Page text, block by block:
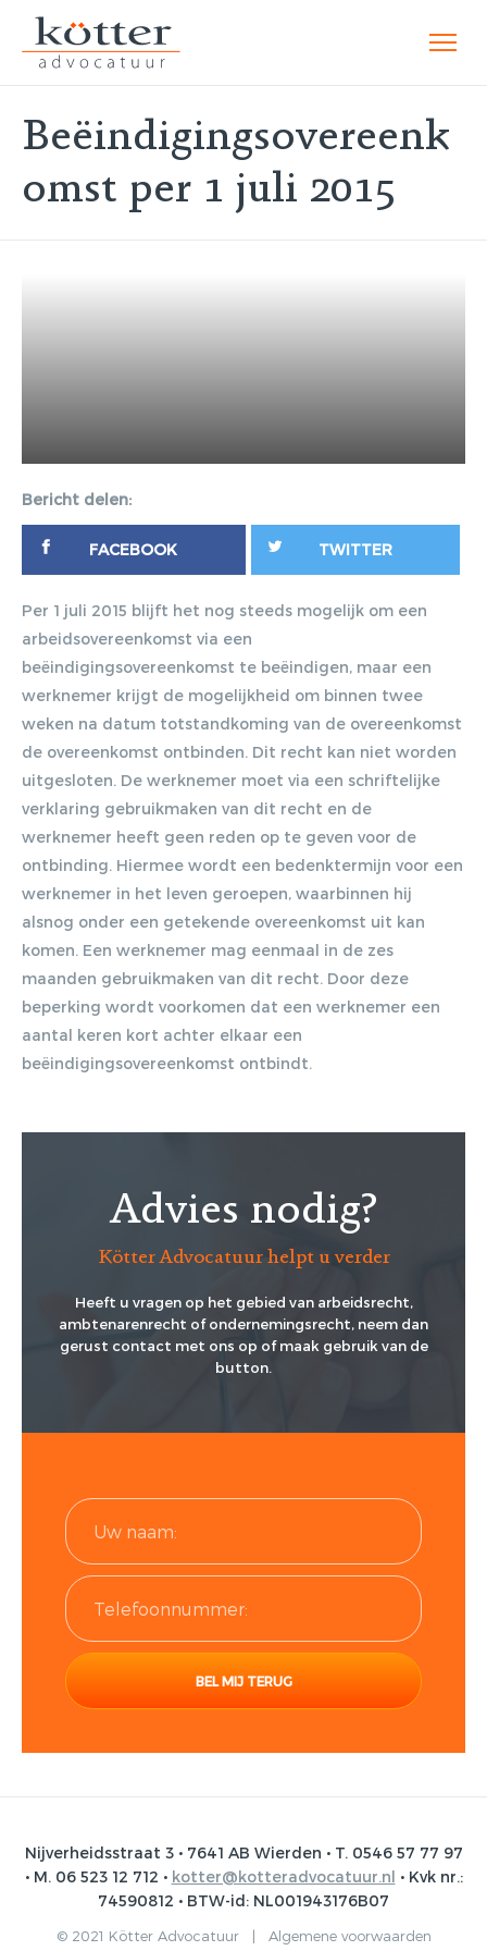
Beëindigingsovereenk
omst per 1 juli 2015
Bericht delen:
FACEBOOK TWITTER
Per 1 juli 2015 blijft het nog steeds mogelijk om een
arbeidsovereenkomst via een
beëindigingsovereenkomst te beëindigen, maar een
werknemer krijgt de mogelijkheid om binnen twee
weken na datum totstandkoming van de overeenkomst
de overeenkomst ontbinden. Dit recht kan niet worden
uitgesloten. De werknemer moet via een schriftelijke
verklaring gebruikmaken van dit recht en de
werknemer heeft geen reden op te geven voor de
ontbinding. Hiermee wordt een bedenktermijn voor een
werknemer in het leven geroepen, waarbinnen hij
alsnog onder een getekende overeenkomst uit kan
komen. Een werknemer mag eenmaal in de zes
maanden gebruikmaken van dit recht. Door deze
beperking wordt voorkomen dat een werknemer een
aantal keren kort achter elkaar een
beëindigingsovereenkomst ontbindt.
Advies nodig?
Kötter Advocatuur helpt u verder
Heeft u vragen op het gebied van arbeidsrecht,
ambtenarenrecht of ondernemingsrecht, neem dan
gerust contact met ons op of maak gebruik van de
button.
Nijverheidsstraat 3 • 7641 AB Wierden • T. 0546 57 77 97
• M. 06 523 12 712 • kotter@kotteradvocatuur.nl • Kvk nr.:
74590812 • BTW-id: NL001943176B07
© 2021 Kötter Advocatuur | Algemene voorwaarden
Gratis E-
magazine
ontvangen
Lorem ipsum dolor sit amet,
consectetur adipiscing elit. Nulla in
vestibulum massa. Fusce eu lacinia
erat, quis ultricies ex. Cras placerat
suscip.